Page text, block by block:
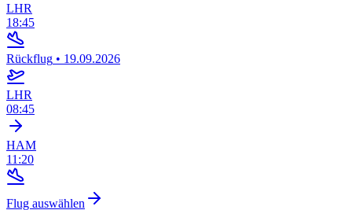
LHR
18:45
Rückflug • 19.09.2026
LHR
08:45
HAM
11:20
Flug auswählen